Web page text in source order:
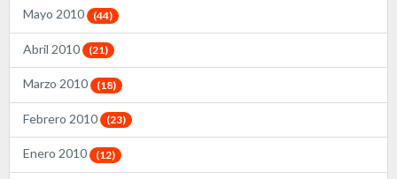
Mayo 2010 (44)
Abril 2010 (21)
Marzo 2010 (18)
Febrero 2010 (23)
Enero 2010 (12)